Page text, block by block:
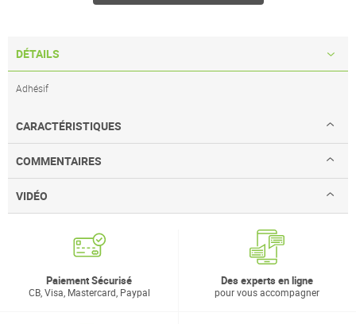
DÉTAILS
Adhésif
CARACTÉRISTIQUES
COMMENTAIRES
VIDÉO
Paiement Sécurisé
CB, Visa, Mastercard, Paypal
Des experts en ligne
pour vous accompagner